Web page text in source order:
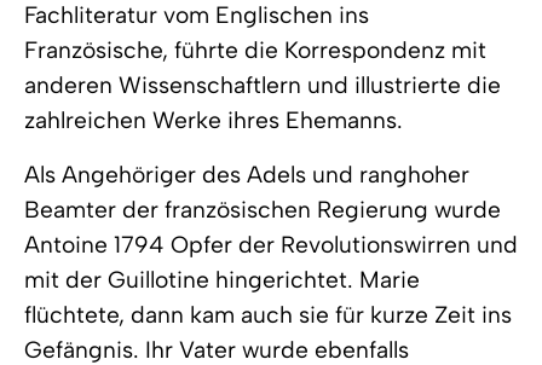
Fachliteratur vom Englischen ins
Französische, führte die Korrespondenz mit
anderen Wissenschaftlern und illustrierte die
zahlreichen Werke ihres Ehemanns.
Als Angehöriger des Adels und ranghoher
Beamter der französischen Regierung wurde
Antoine 1794 Opfer der Revolutionswirren und
mit der Guillotine hingerichtet. Marie
flüchtete, dann kam auch sie für kurze Zeit ins
Gefängnis. Ihr Vater wurde ebenfalls